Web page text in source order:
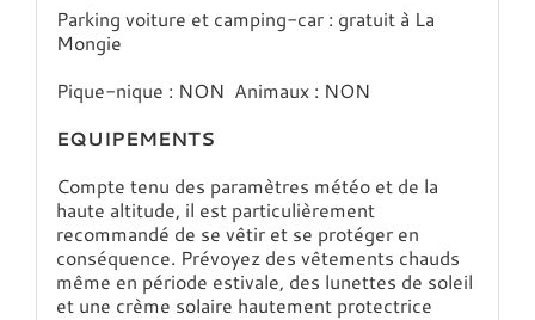
Parking voiture et camping-car : gratuit à La
Mongie
Pique-nique : NON Animaux : NON
EQUIPEMENTS
Compte tenu des paramètres météo et de la
haute altitude, il est particulièrement
recommandé de se vêtir et se protéger en
conséquence. Prévoyez des vêtements chauds
même en période estivale, des lunettes de soleil
et une crème solaire hautement protectrice